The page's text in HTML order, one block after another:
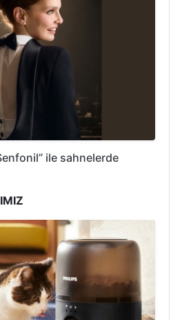
ile sahnelerde